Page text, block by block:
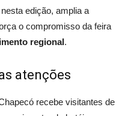
edição, amplia a
o compromisso da feira
regional.
atenções
recebe visitantes de